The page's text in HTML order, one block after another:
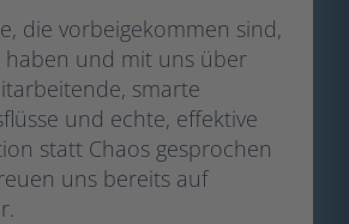
die vorbeigekommen sind,
und mit uns über
smarte
und echte, effektive
statt Chaos gesprochen
uns bereits auf